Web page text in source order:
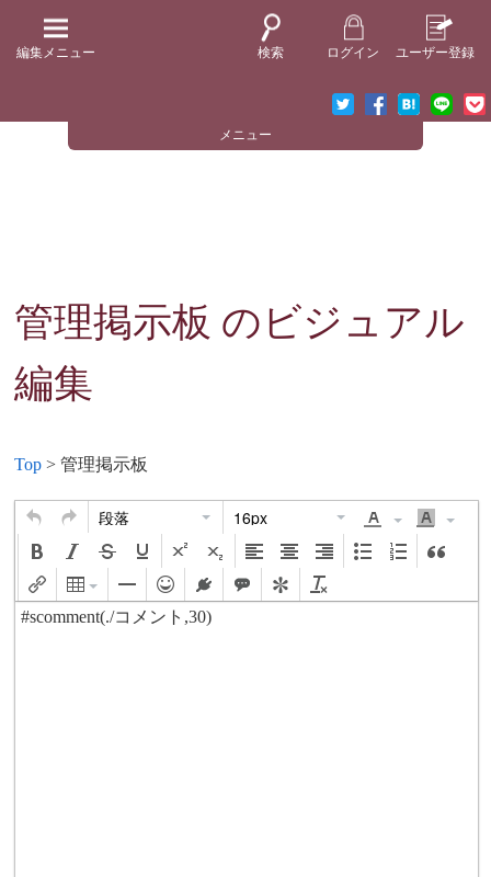
編集メニュー 検索 ログイン ユーザー登録
メニュー
管理掲示板 のビジュアル
編集
Top > 管理掲示板
段落 16px